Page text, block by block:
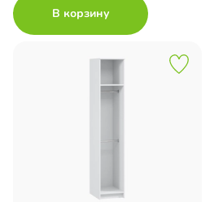
В корзину